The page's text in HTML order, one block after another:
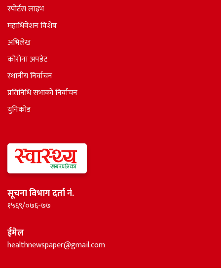
स्पोर्टस लाइभ
महाधिवेशन विशेष
अभिलेख
कोरोना अपडेट
स्थानीय निर्वाचन
प्रतिनिधि सभाकाे निर्वाचन
युनिकोड
सूचना विभाग दर्ता नं.
१५६९/०७६-७७
ईमेल
healthnewspaper@gmail.com